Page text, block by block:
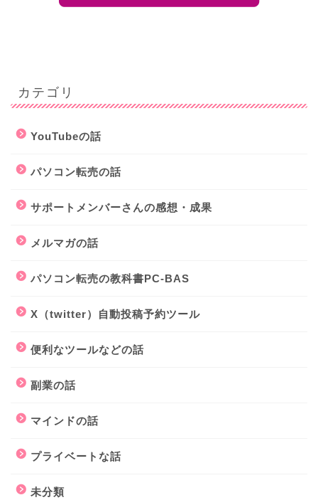
カテゴリ
YouTubeの話
パソコン転売の話
サポートメンバーさんの感想・成果
メルマガの話
パソコン転売の教科書PC-BAS
X（twitter）自動投稿予約ツール
便利なツールなどの話
副業の話
マインドの話
プライベートな話
未分類